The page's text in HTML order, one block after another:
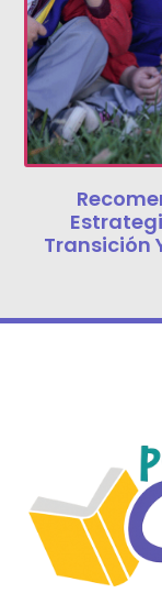
Transición